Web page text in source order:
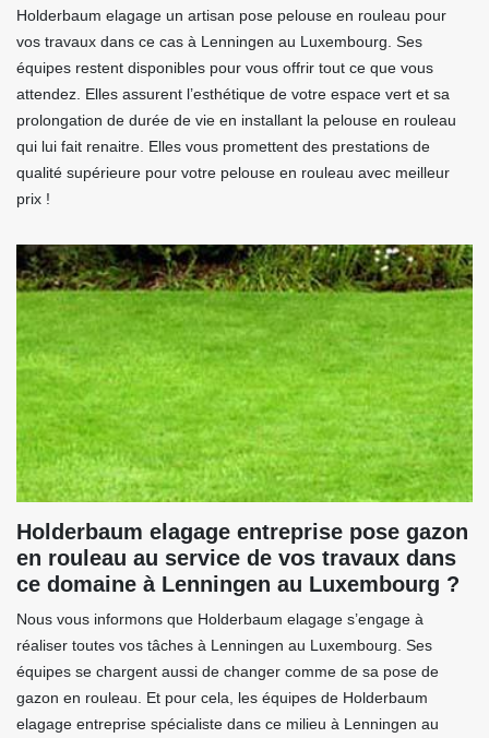
Holderbaum elagage un artisan pose pelouse en rouleau pour
vos travaux dans ce cas à Lenningen au Luxembourg. Ses
équipes restent disponibles pour vous offrir tout ce que vous
attendez. Elles assurent l’esthétique de votre espace vert et sa
prolongation de durée de vie en installant la pelouse en rouleau
qui lui fait renaitre. Elles vous promettent des prestations de
qualité supérieure pour votre pelouse en rouleau avec meilleur
prix !
Holderbaum elagage entreprise pose gazon
en rouleau au service de vos travaux dans
ce domaine à Lenningen au Luxembourg ?
Nous vous informons que Holderbaum elagage s’engage à
réaliser toutes vos tâches à Lenningen au Luxembourg. Ses
équipes se chargent aussi de changer comme de sa pose de
gazon en rouleau. Et pour cela, les équipes de Holderbaum
elagage entreprise spécialiste dans ce milieu à Lenningen au